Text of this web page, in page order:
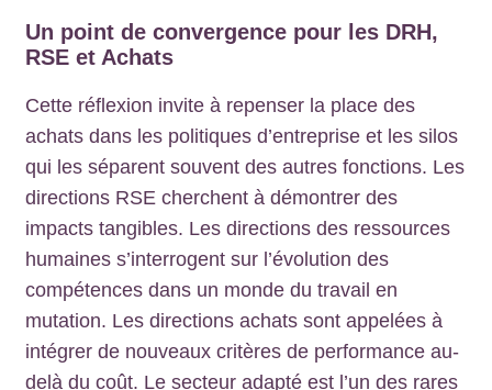
Un point de convergence pour les DRH,
RSE et Achats
Cette réflexion invite à repenser la place des
achats dans les politiques d’entreprise et les silos
qui les séparent souvent des autres fonctions. Les
directions RSE cherchent à démontrer des
impacts tangibles. Les directions des ressources
humaines s’interrogent sur l’évolution des
compétences dans un monde du travail en
mutation. Les directions achats sont appelées à
intégrer de nouveaux critères de performance au-
delà du coût. Le secteur adapté est l’un des rares